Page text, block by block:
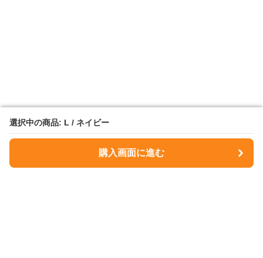
選択中の商品: L / ネイビー
購入画面に進む
選択中の商品: L / ネイビー
購入画面に進む